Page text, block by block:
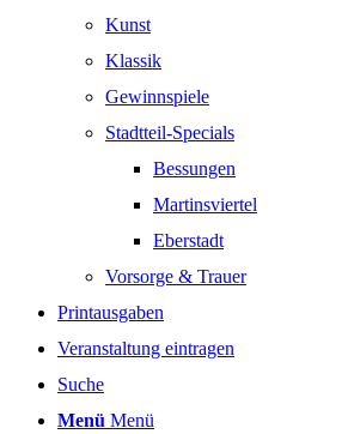
Kunst
Klassik
Gewinnspiele
Stadtteil-Specials
Bessungen
Martinsviertel
Eberstadt
Vorsorge & Trauer
Printausgaben
Veranstaltung eintragen
Suche
Menü Menü